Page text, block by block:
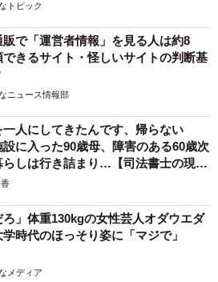
トピック
販で「運営者情報」を見る人は約8
きるサイト・怪しいサイトの判断基
ニュース情報部
一人にしてきたんです、帰らない
に入った90歳母、障害のある60歳次
らしは行き詰まり…【司法書士の現場
ろ」体重130kgの女性芸人オダウエダ
時代のほっそり姿に「マジで」
メディア